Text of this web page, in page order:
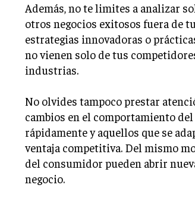
Además, no te limites a analizar
otros negocios exitosos fuera de
estrategias innovadoras o
no vienen solo de tus
industrias.
No olvides tampoco prestar
cambios en el comportamiento
rápidamente y aquellos que se
ventaja competitiva. Del mismo
del consumidor pueden abrir
negocio.